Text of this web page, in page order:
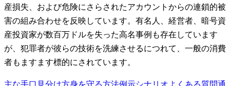
産損失、および危険にさらされたアカウントからの連鎖的被
害の組み合わせを反映しています。有名人、経営者、暗号資
産投資家が数百万ドルを失った高名事例も存在しています
が、犯罪者が彼らの技術を洗練させるにつれて、一般の消費
者もますます標的にされています。
主な手口 見分け方身を守る方法例示シナリオ よくある質問通